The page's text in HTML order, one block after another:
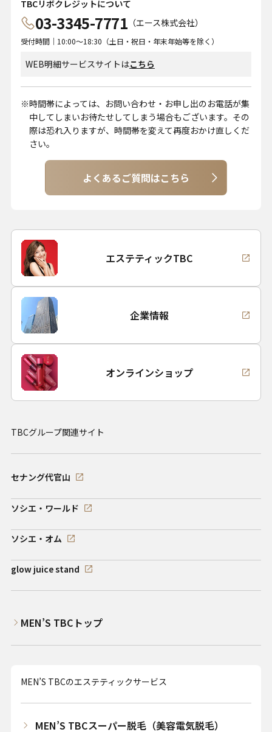
TBCリボクレジットについて
03-3345-7771 （エース株式会社）
受付時間｜10:00～18:30（土日・祝日・年末年始等を除く）
WEB明細サービスサイトはこちら
時間帯によっては、お問い合わせ・お申し出のお電話が集
中してしまいお待たせしてしまう場合もございます。その
際は恐れ入りますが、時間帯を変えて再度おかけ直しくだ
さい。
よくあるご質問はこちら
エステティックTBC
企業情報
オンラインショップ
TBCグループ関連サイト
セナング代官山
ソシエ・ワールド
ソシエ・オム
glow juice stand
MEN’S TBCトップ
MEN’S TBCのエステティックサービス
MEN’S TBCスーパー脱毛（美容電気脱毛）